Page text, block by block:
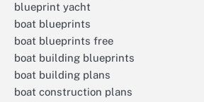
blueprint yacht
boat blueprints
boat blueprints free
boat building blueprints
boat building plans
boat construction plans